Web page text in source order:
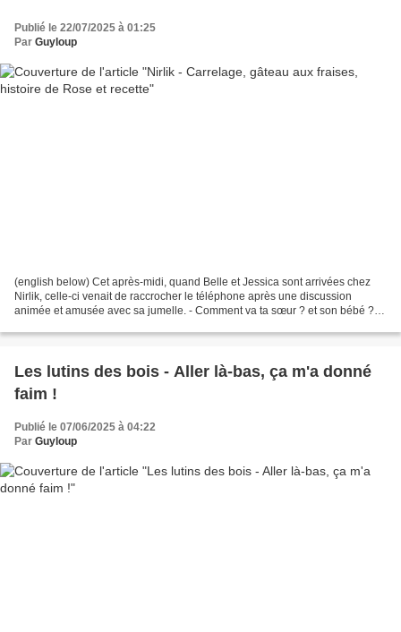
Publié le 22/07/2025 à 01:25
Par Guyloup
(english below) Cet après-midi, quand Belle et Jessica sont arrivées chez
Nirlik, celle-ci venait de raccrocher le téléphone après une discussion
animée et amusée avec sa jumelle. - Comment va ta sœur ? et son bébé ? -
Les lutins des bois - Aller là-bas, ça m'a donné
faim !
Publié le 07/06/2025 à 04:22
Par Guyloup